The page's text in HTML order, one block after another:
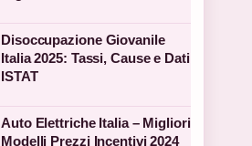
Disoccupazione Giovanile
Italia 2025: Tassi, Cause e Dati
ISTAT
Auto Elettriche Italia – Migliori
Modelli Prezzi Incentivi 2024